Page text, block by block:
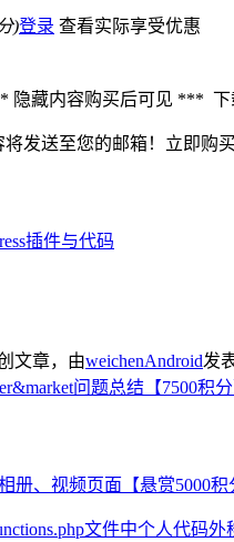
)登录 查看实际享受优惠
隐藏内容购买后可见 ***
发送至您的邮箱！ 立即购买
插件与代码
文章，由weichenAndroid发
问题总结【7500积
册、视频页面【悬赏5000积
文件中个人代码外